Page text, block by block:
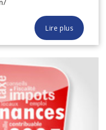
Lire plus